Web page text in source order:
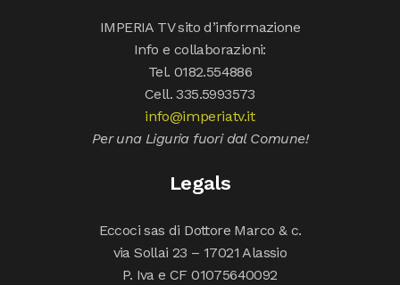
IMPERIA TV sito d’informazione
Info e collaborazioni:
Tel. 0182.554886
Cell. 335.5993573
info@imperiatv.it
Per una Liguria fuori dal Comune!
Legals
Eccoci sas di Dottore Marco & c.
via Sollai 23 – 17021 Alassio
P. Iva e CF 01075640092